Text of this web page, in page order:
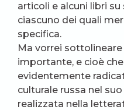
articoli e alcuni libri
ciascuno dei quali
specifica.
Ma vorrei
importante, e cioè
evidentemente
culturale russa nel
realizzata nella